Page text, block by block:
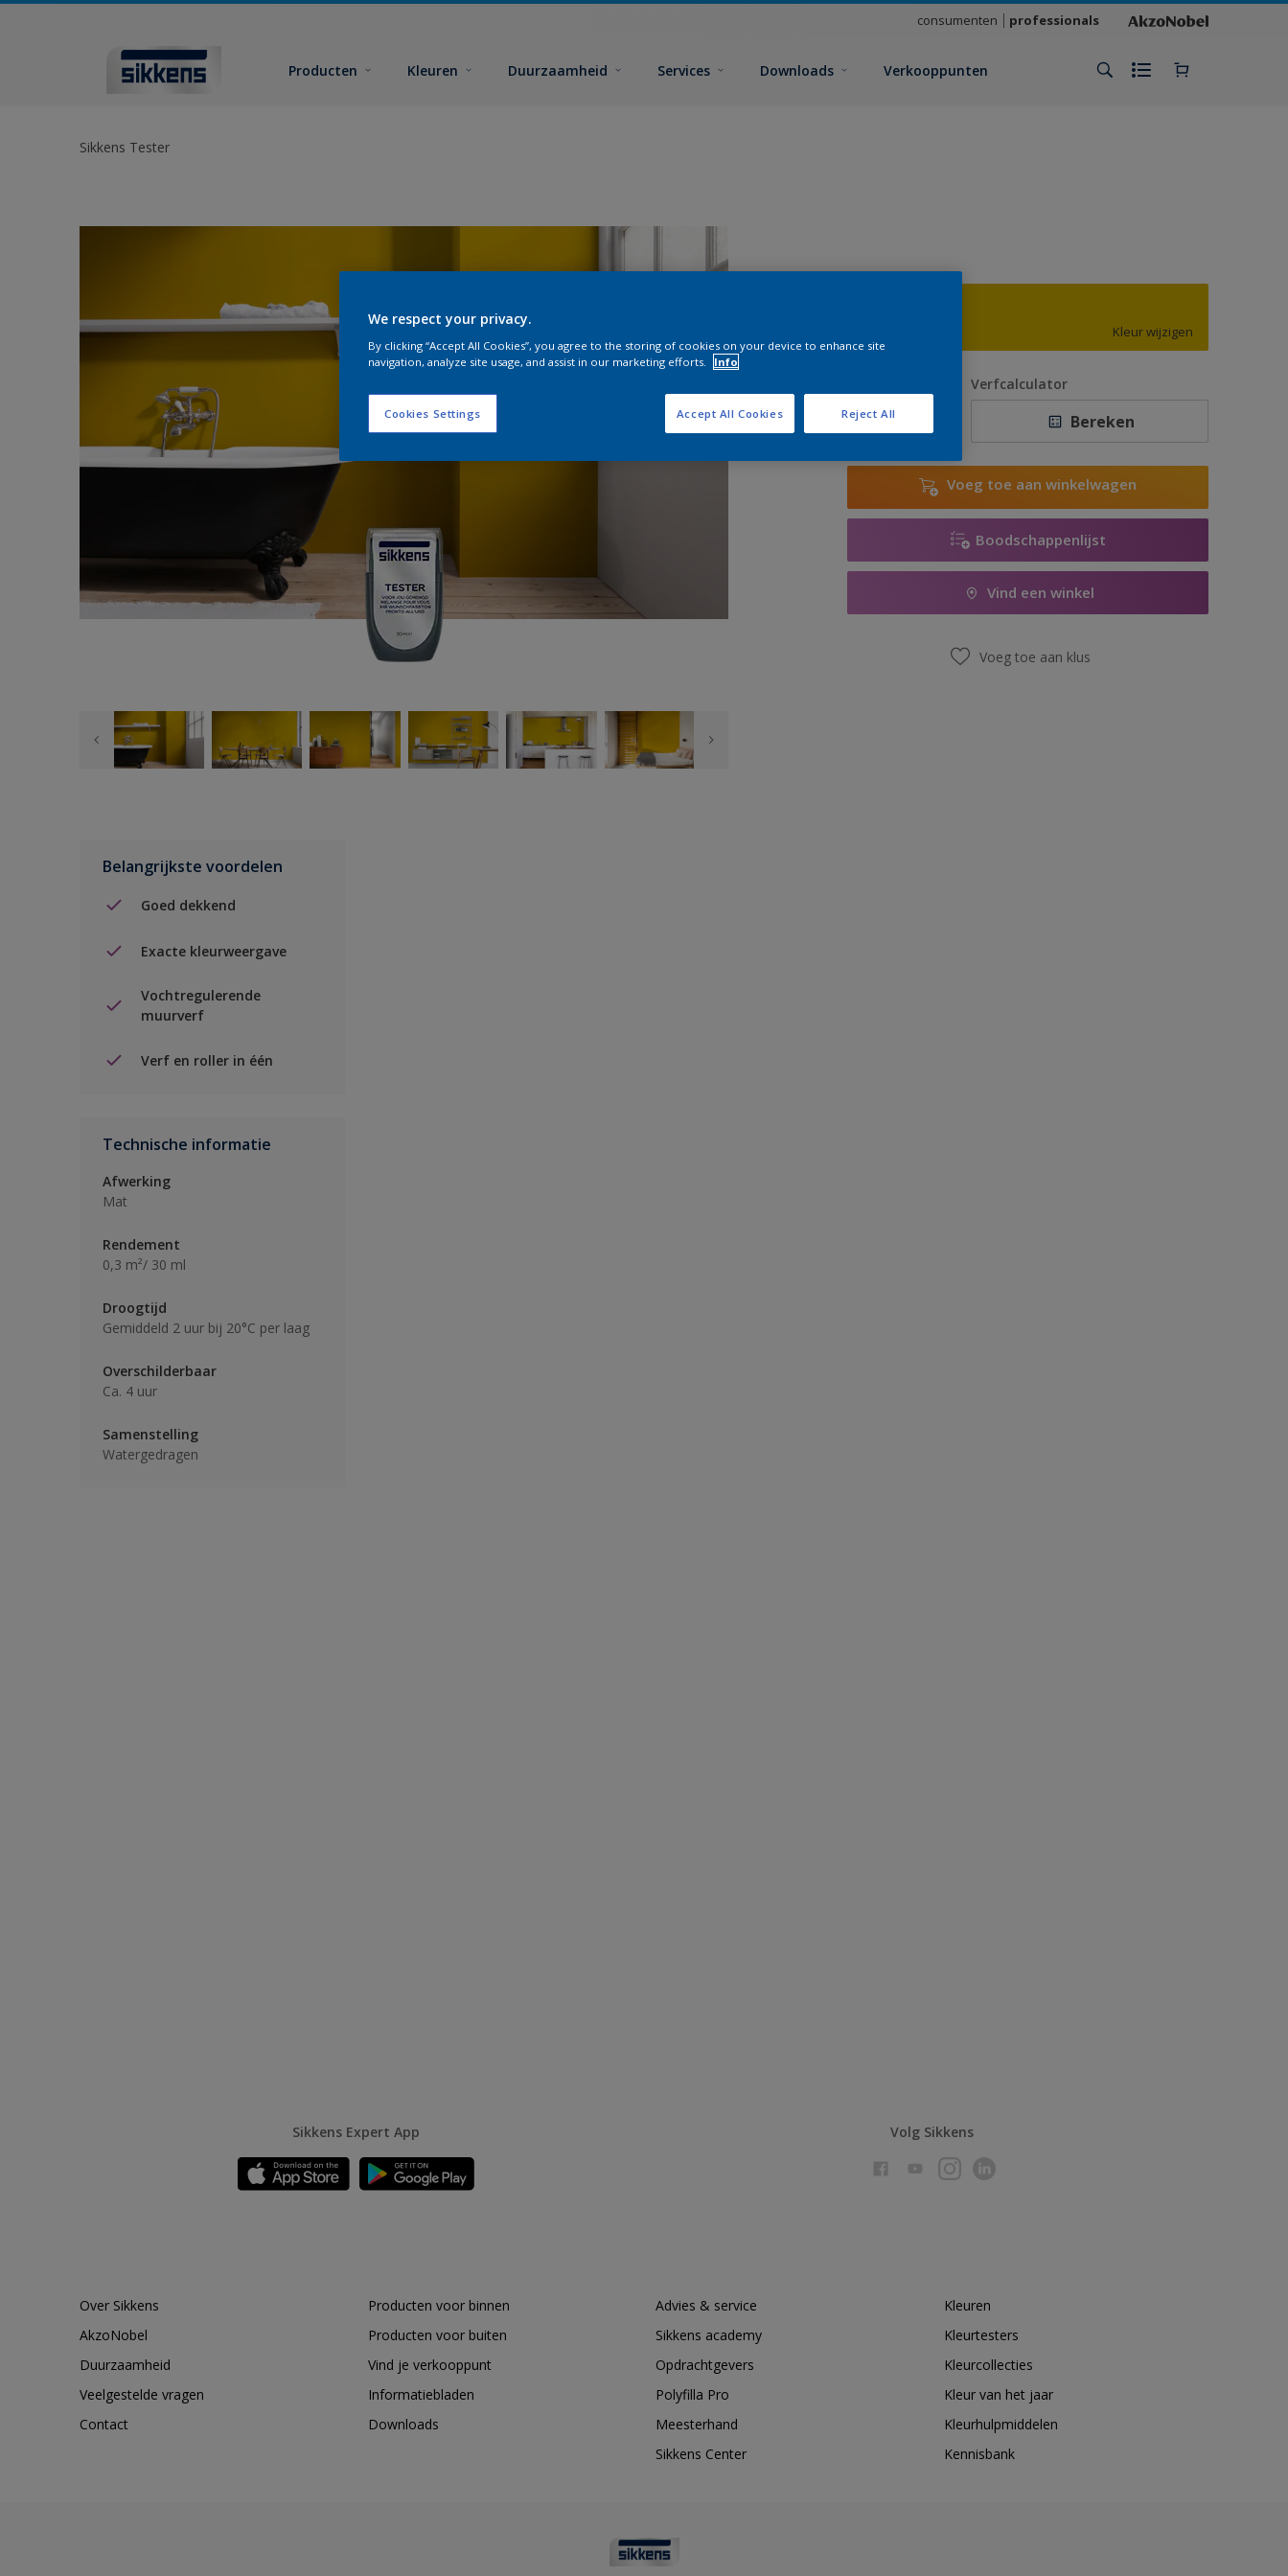
consumenten professionals
Producten Kleuren Duurzaamheid Services Downloads Verkooppunten
Sikkens Tester
Kleur wijzigen
Verfcalculator
Bereken
Voeg toe aan winkelwagen
Boodschappenlijst
Vind een winkel
Voeg toe aan klus
Belangrijkste voordelen
Goed dekkend
Exacte kleurweergave
Vochtregulerende
muurverf
Verf en roller in één
Technische informatie
Afwerking
Mat
Rendement
0,3 m²/ 30 ml
Droogtijd
Gemiddeld 2 uur bij 20°C per laag
Overschilderbaar
Ca. 4 uur
Samenstelling
Watergedragen
Sikkens Expert App Volg Sikkens
Over Sikkens
AkzoNobel
Duurzaamheid
Veelgestelde vragen
Contact
Producten voor binnen
Producten voor buiten
Vind je verkooppunt
Informatiebladen
Downloads
Advies & service
Sikkens academy
Opdrachtgevers
Polyfilla Pro
Meesterhand
Sikkens Center
Kleuren
Kleurtesters
Kleurcollecties
Kleur van het jaar
Kleurhulpmiddelen
Kennisbank
We respect your privacy.
By clicking “Accept All Cookies”, you agree to the storing of cookies on your device to enhance site
navigation, analyze site usage, and assist in our marketing efforts.
Info
Cookies Settings Reject All
Accept All Cookies